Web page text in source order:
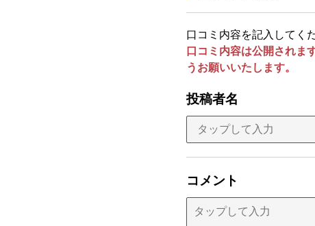
口コミ内容を記入してく
口コミ内容は公開されま
うお願いいたします。
投稿者名
コメント